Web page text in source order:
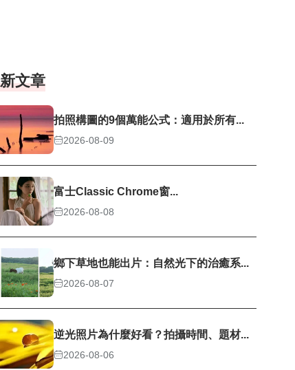
文章
拍照構圖的9個萬能公式：適用於所有...
2026-08-09
富士Classic Chrome窗...
2026-08-08
鄉下草地也能出片：自然光下的治癒系...
2026-08-07
逆光照片為什麼好看？拍攝時間、題材...
2026-08-06